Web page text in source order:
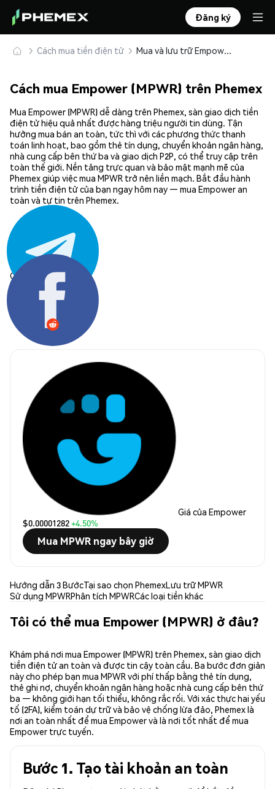
Đăng ký
Cách mua tiền điện tử Mua và lưu trữ Empower (MPWR) an toàn
Cách mua Empower (MPWR) trên Phemex
Mua Empower (MPWR) dễ dàng trên Phemex, sàn giao dịch tiền
điện tử hiệu quả nhất được hàng triệu người tin dùng. Tận
hưởng mua bán an toàn, tức thì với các phương thức thanh
toán linh hoạt, bao gồm thẻ tín dụng, chuyển khoản ngân hàng,
nhà cung cấp bên thứ ba và giao dịch P2P, có thể truy cập trên
toàn thế giới. Nền tảng trực quan và bảo mật mạnh mẽ của
Phemex giúp việc mua MPWR trở nên liền mạch. Bắt đầu hành
trình tiền điện tử của bạn ngay hôm nay — mua Empower an
toàn và tự tin trên Phemex.
Chia sẻ:
Giá của Empower
$0.00001282+4.50%
Mua MPWR ngay bây giờ
Hướng dẫn 3 BướcTại sao chọn PhemexLưu trữ MPWR
Sử dụng MPWRPhân tích MPWRCác loại tiền khác
Tôi có thể mua Empower (MPWR) ở đâu?
Khám phá nơi mua Empower (MPWR) trên Phemex, sàn giao dịch
tiền điện tử an toàn và được tin cậy toàn cầu. Ba bước đơn giản
này cho phép bạn mua MPWR với phí thấp bằng thẻ tín dụng,
thẻ ghi nợ, chuyển khoản ngân hàng hoặc nhà cung cấp bên thứ
ba — không giới hạn tối thiểu, không rắc rối. Với xác thực hai yếu
tố (2FA), kiểm toán dự trữ và bảo vệ chống lừa đảo, Phemex là
nơi an toàn nhất để mua Empower và là nơi tốt nhất để mua
Empower trực tuyến.
Bước 1. Tạo tài khoản an toàn